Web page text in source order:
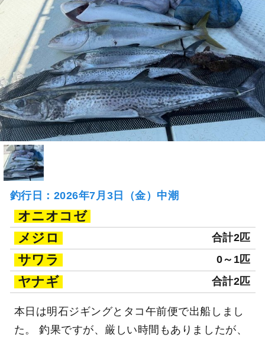
釣行日：2026年7月3日（金）中潮
オニオコゼ
メジロ
合計2匹
サワラ 0～1匹
ヤナギ 合計2匹
本日は明石ジギングとタコ午前便で出船しまし
た。 釣果ですが、厳しい時間もありましたが、